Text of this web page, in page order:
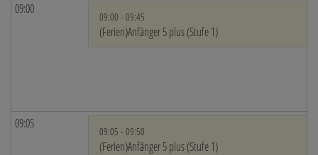
09:00
09:00 - 09:45
(Ferien)Anfänger 5 plus (Stufe 1)
09:05
09:05 - 09:50
(Ferien)Anfänger 5 plus (Stufe 1)